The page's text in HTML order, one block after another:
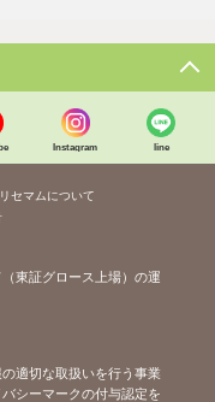
Instagram line
リセマムについて
東証グロース上場）の運
適切な取扱いを行う事業
シーマークの付与認定を